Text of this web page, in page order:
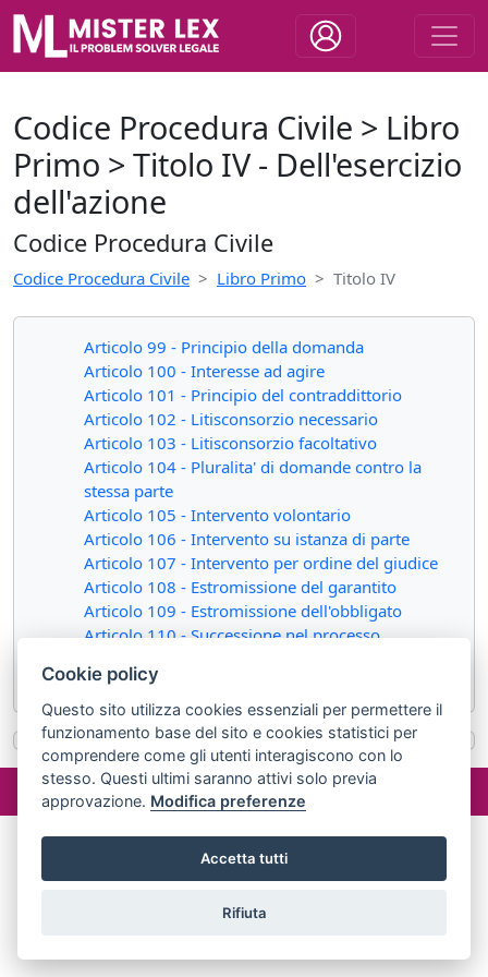
Codice Procedura Civile > Libro
Primo > Titolo IV - Dell'esercizio
dell'azione
Codice Procedura Civile
Codice Procedura Civile Libro Primo Titolo IV
Articolo 99 - Principio della domanda
Articolo 100 - Interesse ad agire
Articolo 101 - Principio del contraddittorio
Articolo 102 - Litisconsorzio necessario
Articolo 103 - Litisconsorzio facoltativo
Articolo 104 - Pluralita' di domande contro la
stessa parte
Articolo 105 - Intervento volontario
Articolo 106 - Intervento su istanza di parte
Articolo 107 - Intervento per ordine del giudice
Articolo 108 - Estromissione del garantito
Articolo 109 - Estromissione dell'obbligato
Articolo 110 - Successione nel processo
diritto controverso
©2024 misterlex.it -redazione@misterlex.it-Privacy
02029690472
Cookie policy
Questo sito utilizza cookies essenziali per permettere il
funzionamento base del sito e cookies statistici per
comprendere come gli utenti interagiscono con lo
stesso. Questi ultimi saranno attivi solo previa
approvazione. Modifica preferenze
Accetta tutti
Rifiuta